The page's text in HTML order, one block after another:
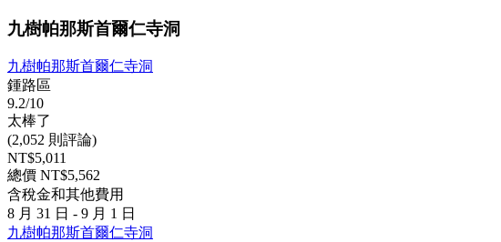
九樹帕那斯首爾仁寺洞
九樹帕那斯首爾仁寺洞
鍾路區
9.2/10
太棒了
(2,052 則評論)
NT$5,011
總價 NT$5,562
含稅金和其他費用
8 月 31 日 - 9 月 1 日
九樹帕那斯首爾仁寺洞